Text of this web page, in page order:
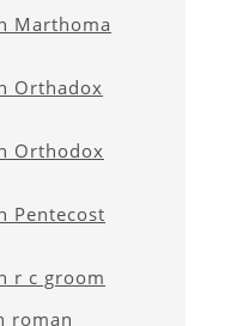
Marthoma
Orthadox
Orthodox
Pentecost
r c groom
roman